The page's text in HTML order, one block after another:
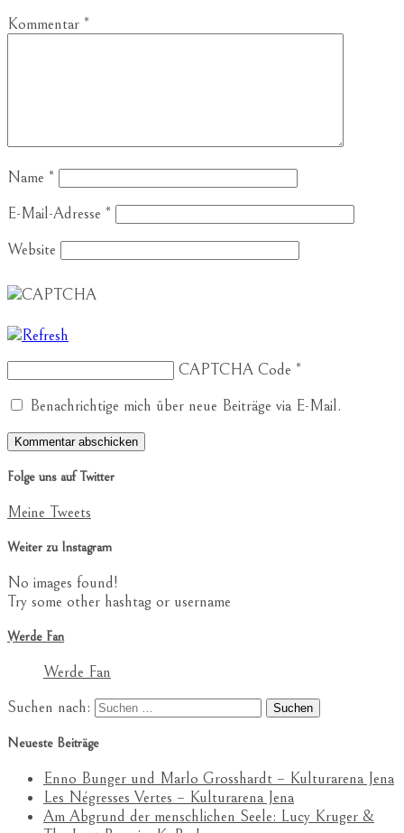
Kommentar *
Name *
E-Mail-Adresse *
Website
CAPTCHA Code *
Benachrichtige mich über neue Beiträge via E-Mail.
Folge uns auf Twitter
Meine Tweets
Weiter zu Instagram
No images found!
Try some other hashtag or username
Werde Fan
Werde Fan
Suchen nach:
Neueste Beiträge
Enno Bunger und Marlo Grosshardt – Kulturarena Jena
Les Négresses Vertes – Kulturarena Jena
Am Abgrund der menschlichen Seele: Lucy Kruger &